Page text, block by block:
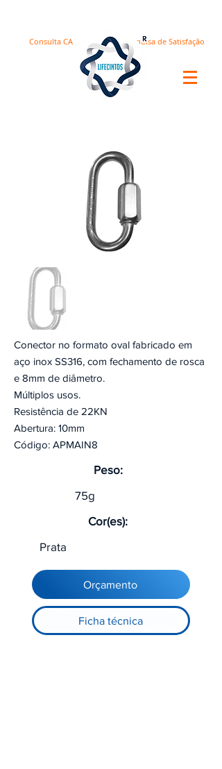
Pesquisa de Satisfação
Consulta CA
Conector no formato oval fabricado em
aço inox SS316, com fechamento de rosca
e 8mm de diâmetro.
Múltiplos usos.
Resistência de 22KN
Abertura: 10mm
Código: APMAIN8
Peso:
75g
Cor(es):
Prata
Orçamento
Ficha técnica